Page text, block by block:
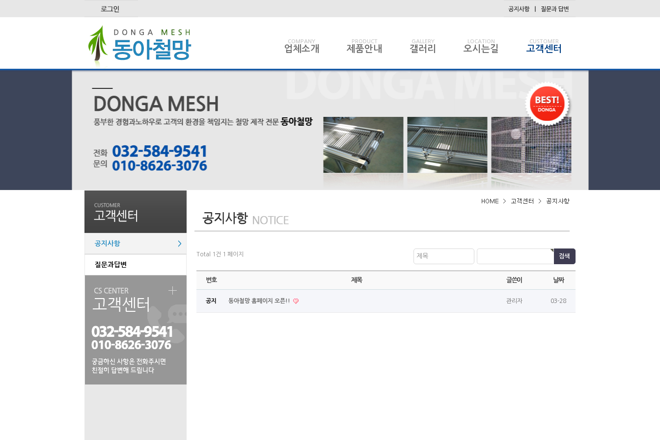
COMPANY
업체소개
PRODUCT
제품안내
GALLERY
갤러리
LOCATION
오시는길
CUSTOMER
고객센터
공지사항 >
질문과답변
Total 1건 1 페이지 제목
번호 제목 글쓴이 날짜
공지 동아철망 홈페이지 오픈!! 관리자 03-28